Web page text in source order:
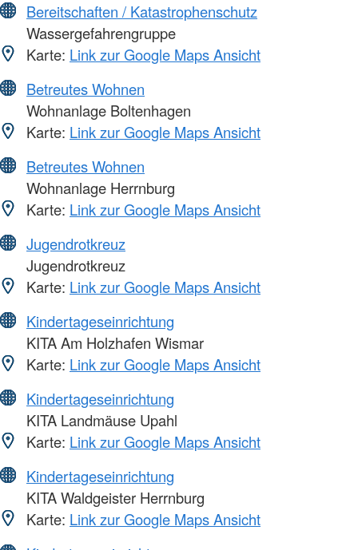
Bereitschaften / Katastrophenschutz
Wassergefahrengruppe
Karte: Link zur Google Maps Ansicht
Betreutes Wohnen
Wohnanlage Boltenhagen
Karte: Link zur Google Maps Ansicht
Betreutes Wohnen
Wohnanlage Herrnburg
Karte: Link zur Google Maps Ansicht
Jugendrotkreuz
Jugendrotkreuz
Karte: Link zur Google Maps Ansicht
Kindertageseinrichtung
KITA Am Holzhafen Wismar
Karte: Link zur Google Maps Ansicht
Kindertageseinrichtung
KITA Landmäuse Upahl
Karte: Link zur Google Maps Ansicht
Kindertageseinrichtung
KITA Waldgeister Herrnburg
Karte: Link zur Google Maps Ansicht